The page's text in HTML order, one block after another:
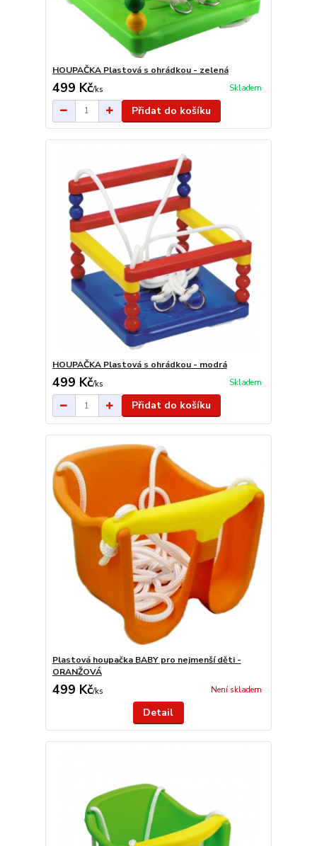
HOUPAČKA Plastová s ohrádkou - zelená
499 Kč/ks Skladem
Přidat do košíku
HOUPAČKA Plastová s ohrádkou - modrá
499 Kč/ks Skladem
Přidat do košíku
Plastová houpačka BABY pro nejmenší děti -
ORANŽOVÁ
499 Kč/ks Není skladem
Detail